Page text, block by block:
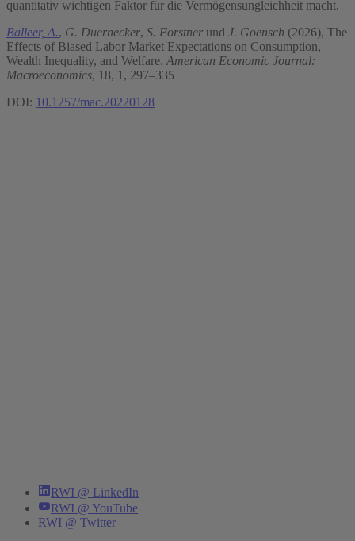
quantitativ wichtigen Faktor für die Vermögensungleichheit macht.
Balleer, A., G. Duernecker, S. Forstner und J. Goensch (2026), The
Effects of Biased Labor Market Expectations on Consumption,
Wealth Inequality, and Welfare. American Economic Journal:
Macroeconomics, 18, 1, 297–335
DOI: 10.1257/mac.20220128
RWI @ LinkedIn
RWI @ YouTube
RWI @ Twitter